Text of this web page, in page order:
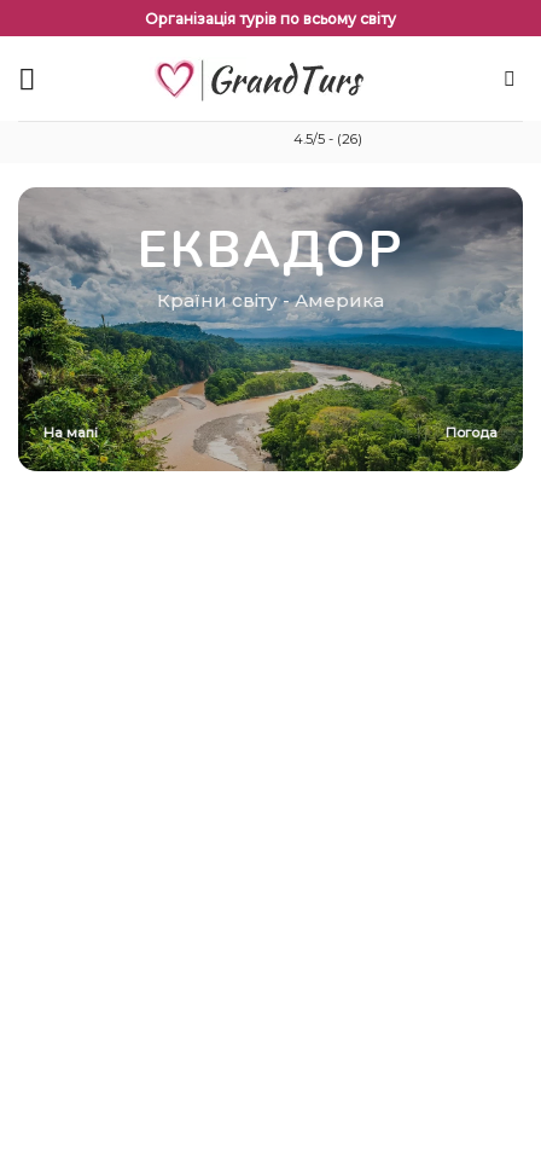
змісту
Організація турів по всьому світу
4.5/5 - (26)
ЕКВАДОР
Країни світу-Америка
На мапі Погода